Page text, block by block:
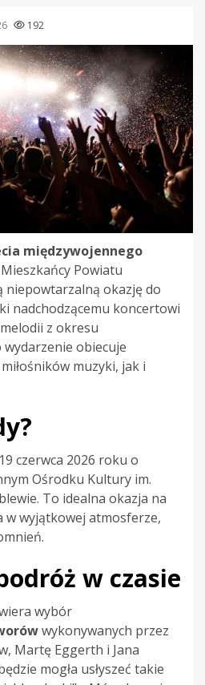
192
międzywojennego
Powiatu
niepowtarzalną okazję do
nadchodzącemu koncertowi
z okresu
obiecuje
muzyki, jak i
czerwca 2026 roku o
Ośrodku Kultury im.
To idealna okazja na
w wyjątkowej atmosferze,
w czasie
wybór
wykonywanych przez
Martę Eggerth i Jana
mogła usłyszeć takie